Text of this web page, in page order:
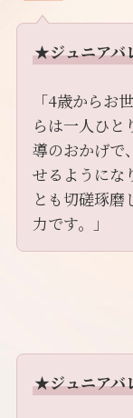
★ジュニアバ
「4歳からお
らは一人ひと
導のおかげで
せるようにな
とも切磋琢
力です。」
★ジュニアバ